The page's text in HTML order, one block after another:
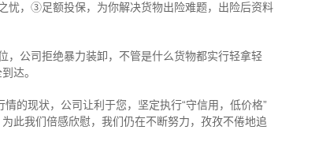
，③足额投保，为你解决货物出险难题，出险后资料
，公司拒绝暴力装卸，不管是什么货物都实行轻拿轻
达。
的现状，公司让利于您，坚定执行“守信用，低价格”
此我们倍感欣慰，我们仍在不断努力，孜孜不倦地追